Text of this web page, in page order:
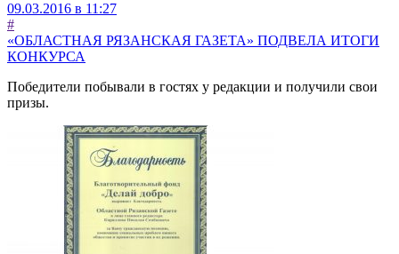
09.03.2016 в 11:27
#
«ОБЛАСТНАЯ РЯЗАНСКАЯ ГАЗЕТА» ПОДВЕЛА ИТОГИ
КОНКУРСА
Победители побывали в гостях у редакции и получили свои
призы.